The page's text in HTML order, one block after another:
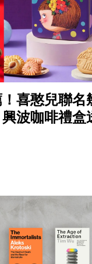
喜憨兒聯名
波咖啡禮盒